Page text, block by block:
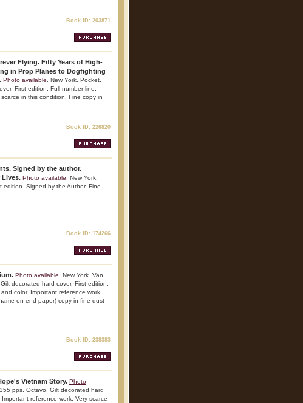
Book ID: 203871
Flying. Fifty Years of High-
in Prop Planes to Dogfighting
Photo available . New York. Pocket.
First edition. Full number line.
in this condition. Fine copy in
Book ID: 226820
Signed by the author.
Lives. Photo available . New York.
edition. Signed by the Author. Fine
Book ID: 174266
Photo available . New York. Van
decorated hard cover. First edition.
color. Important reference work.
on end paper) copy in fine dust
Book ID: 238383
Vietnam Story. Photo
pps. Octavo. Gilt decorated hard
reference work. Very scarce